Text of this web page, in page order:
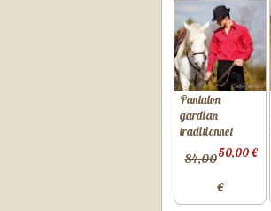
Pantalon
gardian
traditionnel
50,00 €
84,00
€